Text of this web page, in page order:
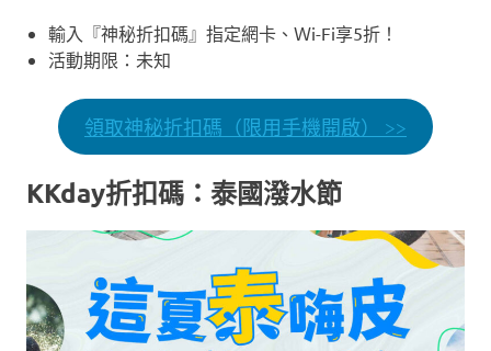
輸入『神秘折扣碼』指定網卡、Ｗi-Fi享5折！
活動期限：未知
領取神秘折扣碼（限用手機開啟） >>
KKday折扣碼：泰國潑水節